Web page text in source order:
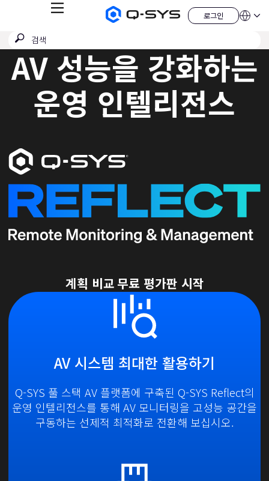
Q-
디
제
품
페
이
지
메
로그인
로
그
언
QSYS.com (English)
India (English)
Deutsch
Español
Français
日本語
한국어
검
색
제
출
AV 성능을 강화하는
운영 인텔리전스
계획 비교 무료 평가판 시작
AV 시스템 최대한 활용하기
Q-SYS 풀 스택 AV 플랫폼에 구축된 Q-SYS Reflect의
운영 인텔리전스를 통해 AV 모니터링을 고성능 공간을
구동하는 선제적 최적화로 전환해 보십시오.